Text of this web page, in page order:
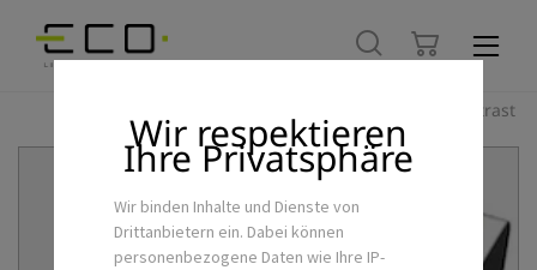
Hoher Kontrast
Wir respektieren
Ihre Privatsphäre
Wir binden Inhalte und Dienste von
Drittanbietern ein. Dabei können
personenbezogene Daten wie Ihre IP-